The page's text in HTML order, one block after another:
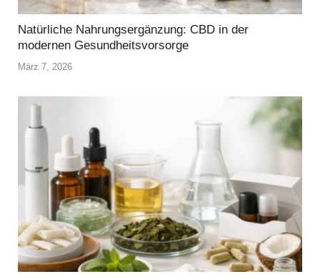
Natürliche Nahrungsergänzung: CBD in der
modernen Gesundheitsvorsorge
März 7, 2026